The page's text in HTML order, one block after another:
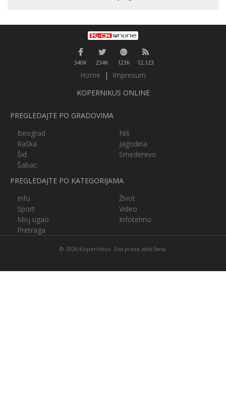
340K 234K 123K 12,123
Home |
Impresum
KOPERNIKUS ONLINE
PREGLEDAJTE PO GRADOVIMA
Beograd
Niš
Raška
Jagodina
Šid
Smederevo
Šabac
PREGLEDAJTE PO KATEGORIJAMA
Info
Život
Sport
Video
Moj ugao
Infotehno
Pretraga
© 2026 Kopernikus. Sva prava zadržana.